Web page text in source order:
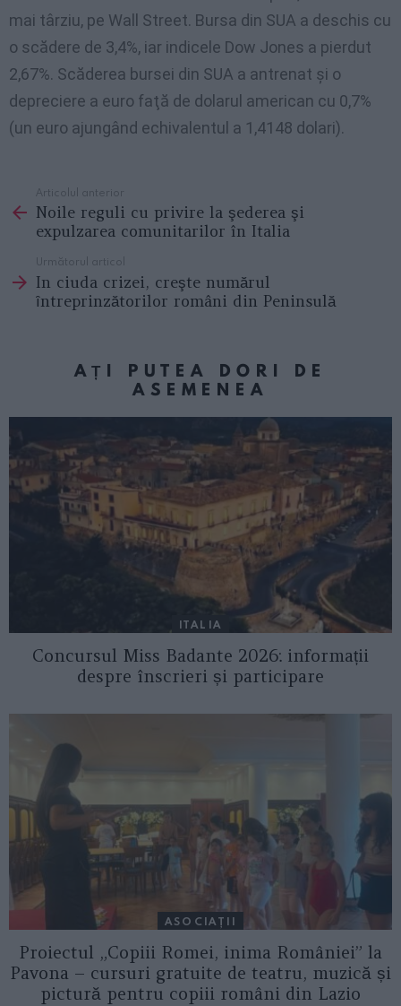
mai târziu, pe Wall Street. Bursa din SUA a deschis cu
o scădere de 3,4%, iar indicele Dow Jones a pierdut
2,67%. Scăderea bursei din SUA a antrenat şi o
depreciere a euro faţă de dolarul american cu 0,7%
(un euro ajungând echivalentul a 1,4148 dolari).
more
Articolul anterior
Noile reguli cu privire la şederea şi
expulzarea comunitarilor în Italia
Următorul articol
In ciuda crizei, creşte numărul
ȋntreprinzătorilor români din Peninsulă
AȚI PUTEA DORI DE
ASEMENEA
ITALIA
Concursul Miss Badante 2026: informații
despre înscrieri și participare
ASOCIAŢII
Proiectul „Copiii Romei, inima României” la
Pavona – cursuri gratuite de teatru, muzică și
pictură pentru copiii români din Lazio